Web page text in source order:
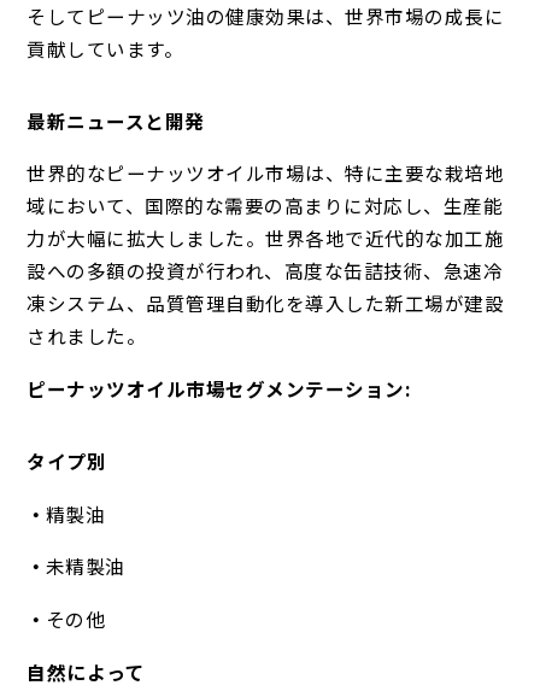
そしてピーナッツ油の健康効果は、世界市場の成長に
貢献しています。
最新ニュースと開発
世界的なピーナッツオイル市場は、特に主要な栽培地
域において、国際的な需要の高まりに対応し、生産能
力が大幅に拡大しました。世界各地で近代的な加工施
設への多額の投資が行われ、高度な缶詰技術、急速冷
凍システム、品質管理自動化を導入した新工場が建設
されました。
ピーナッツオイル市場セグメンテーション:
タイプ別
精製油
未精製油
その他
自然によって